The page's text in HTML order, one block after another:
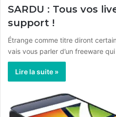
SARDU : Tous vos
support !
Étrange comme titre diront
vais vous parler d’un freeware
Lire la suite »